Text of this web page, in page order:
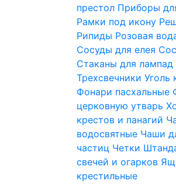
престол Приборы
Рамки под икону
Рипиды Розовая
Сосуды для елея
Стаканы для лампад
Трехсвечники Уголь
Фонари пасхальные
церковную утварь
крестов и панагий
водосвятные Чаши
частиц Четки
свечей и огарков
крестильные